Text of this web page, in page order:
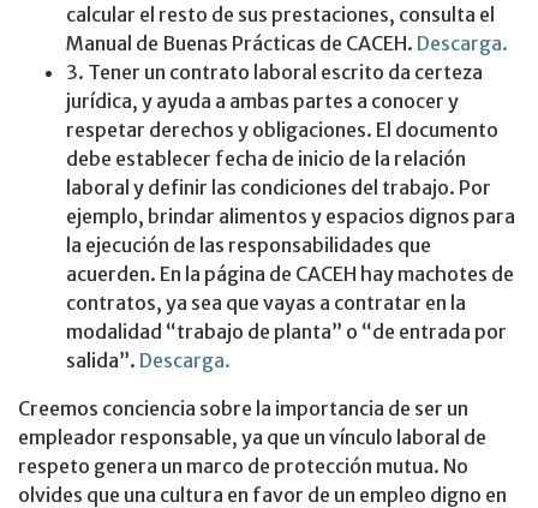
calcular el resto de sus prestaciones, consulta el
Manual de Buenas Prácticas de CACEH. Descarga.
3. Tener un contrato laboral escrito da certeza
jurídica, y ayuda a ambas partes a conocer y
respetar derechos y obligaciones. El documento
debe establecer fecha de inicio de la relación
laboral y definir las condiciones del trabajo. Por
ejemplo, brindar alimentos y espacios dignos para
la ejecución de las responsabilidades que
acuerden. En la página de CACEH hay machotes de
contratos, ya sea que vayas a contratar en la
modalidad “trabajo de planta” o “de entrada por
salida”. Descarga.
Creemos conciencia sobre la importancia de ser un
empleador responsable, ya que un vínculo laboral de
respeto genera un marco de protección mutua. No
olvides que una cultura en favor de un empleo digno en